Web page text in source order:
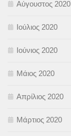
Αύγουστος 2020
Ιούλιος 2020
Ιούνιος 2020
Μάιος 2020
Απρίλιος 2020
Μάρτιος 2020